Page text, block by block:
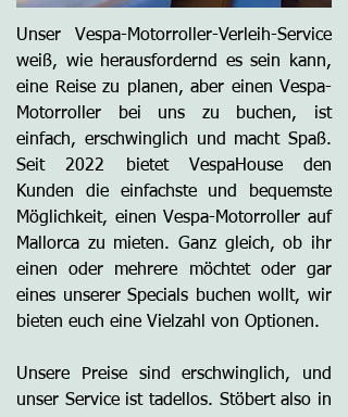
Unser Vespa-Motorroller-Verleih-Service
weiß, wie herausfordernd es sein kann,
eine Reise zu planen, aber einen Vespa-
Motorroller bei uns zu buchen, ist
einfach, erschwinglich und macht Spaß.
Seit 2022 bietet VespaHouse den
Kunden die einfachste und bequemste
Möglichkeit, einen Vespa-Motorroller auf
Mallorca zu mieten. Ganz gleich, ob ihr
einen oder mehrere möchtet oder gar
eines unserer Specials buchen wollt, wir
bieten euch eine Vielzahl von Optionen.
Unsere Preise sind erschwinglich, und
unser Service ist tadellos. Stöbert also in